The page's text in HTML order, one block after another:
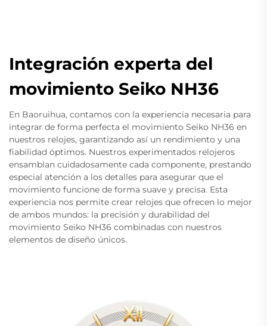
Integración experta del
movimiento Seiko NH36
En Baoruihua, contamos con la experiencia necesaria para
integrar de forma perfecta el movimiento Seiko NH36 en
nuestros relojes, garantizando así un rendimiento y una
fiabilidad óptimos. Nuestros experimentados relojeros
ensamblan cuidadosamente cada componente, prestando
especial atención a los detalles para asegurar que el
movimiento funcione de forma suave y precisa. Esta
experiencia nos permite crear relojes que ofrecen lo mejor
de ambos mundos: la precisión y durabilidad del
movimiento Seiko NH36 combinadas con nuestros
elementos de diseño únicos.